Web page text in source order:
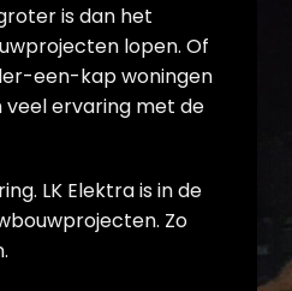
is dan het
lopen. Of
een-kap woningen
veel ervaring met de
LK Elektra is in de
Zo